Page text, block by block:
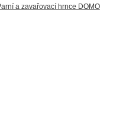
a zavařovací hrnce DOMO